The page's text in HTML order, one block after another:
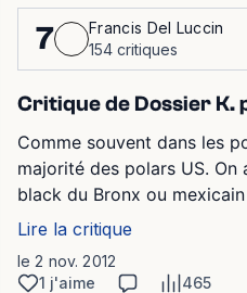
7
Francis Del Luccin
154 critiques
Critique de Dossier K.
Comme souvent dans les
majorité des polars US.
black du Bronx ou
Lire la critique
le 2 nov. 2012
1 j'aime
465